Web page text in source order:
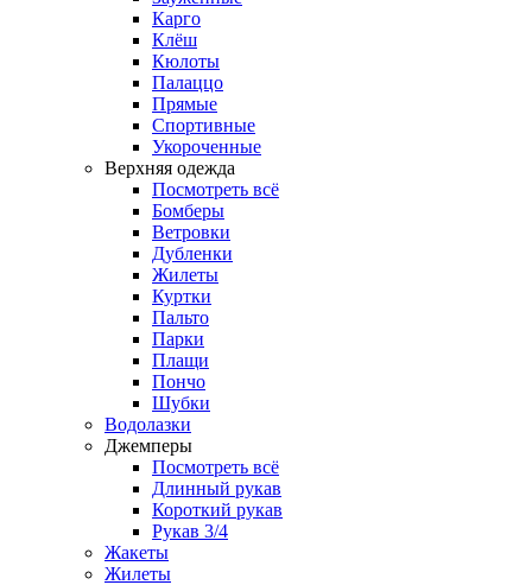
Карго
Клёш
Кюлоты
Палаццо
Прямые
Спортивные
Укороченные
Верхняя одежда
Посмотреть всё
Бомберы
Ветровки
Дубленки
Жилеты
Куртки
Пальто
Парки
Плащи
Пончо
Шубки
Водолазки
Джемперы
Посмотреть всё
Длинный рукав
Короткий рукав
Рукав 3/4
Жакеты
Жилеты